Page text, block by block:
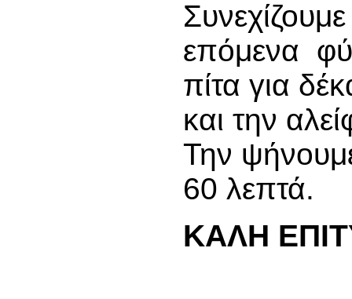
επόμενα
πίτα για
και την
Την
60 λεπτά.
ΚΑΛΗ